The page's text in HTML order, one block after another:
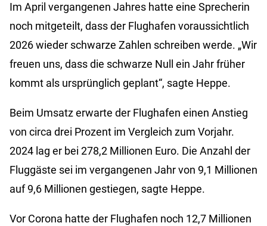
Im April vergangenen Jahres hatte eine Sprecherin
noch mitgeteilt, dass der Flughafen voraussichtlich
2026 wieder schwarze Zahlen schreiben werde. „Wir
freuen uns, dass die schwarze Null ein Jahr früher
kommt als ursprünglich geplant“, sagte Heppe.
Beim Umsatz erwarte der Flughafen einen Anstieg
von circa drei Prozent im Vergleich zum Vorjahr.
2024 lag er bei 278,2 Millionen Euro. Die Anzahl der
Fluggäste sei im vergangenen Jahr von 9,1 Millionen
auf 9,6 Millionen gestiegen, sagte Heppe.
Vor Corona hatte der Flughafen noch 12,7 Millionen